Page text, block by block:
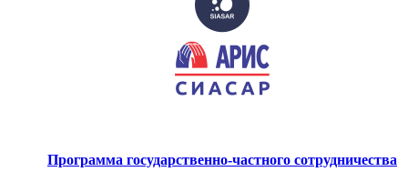
Программа государственно-частного сотрудничества